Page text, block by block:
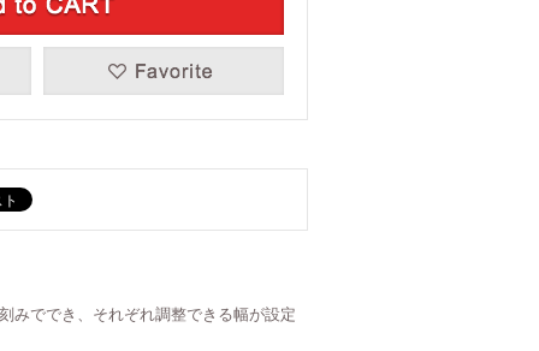
みででき、それぞれ調整できる幅が設定